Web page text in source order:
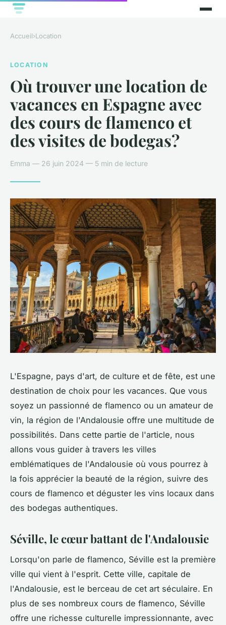
Accueil›Location
LOCATION
Où trouver une location de
vacances en Espagne avec
des cours de flamenco et
des visites de bodegas?
Emma — 26 juin 2024 — 5 min de lecture
L'Espagne, pays d'art, de culture et de fête, est une
destination de choix pour les vacances. Que vous
soyez un passionné de flamenco ou un amateur de
vin, la région de l'Andalousie offre une multitude de
possibilités. Dans cette partie de l'article, nous
allons vous guider à travers les villes
emblématiques de l'Andalousie où vous pourrez à
la fois apprécier la beauté de la région, suivre des
cours de flamenco et déguster les vins locaux dans
des bodegas authentiques.
Séville, le cœur battant de l'Andalousie
Lorsqu'on parle de flamenco, Séville est la première
ville qui vient à l'esprit. Cette ville, capitale de
l'Andalousie, est le berceau de cet art séculaire. En
plus de ses nombreux cours de flamenco, Séville
offre une richesse culturelle impressionnante, avec